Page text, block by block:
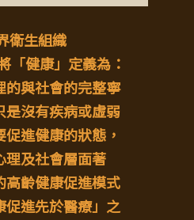
衛生組織
「健康」定義為：
的與社會的完整寧
是沒有疾病或虛弱
進健康的狀態，
理及社會層面著
高齡健康促進模式
促進先於醫療」之